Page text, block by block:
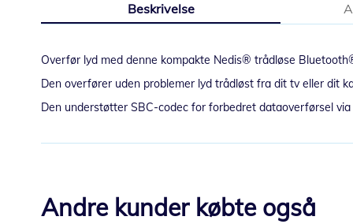
af
Beskrivelse
Overfør lyd med denne kompakte Nedis® trådløse
Den overfører uden problemer lyd trådløst fra dit tv eller dit
Den understøtter SBC-codec for forbedret dataoverførsel
Andre kunder købte også